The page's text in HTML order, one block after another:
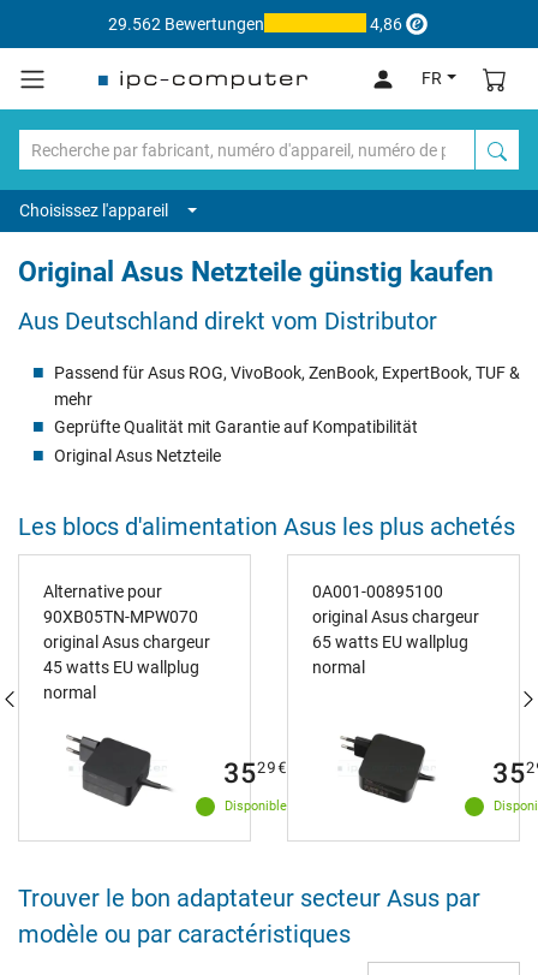
29.562 Bewertungen 4,86
FR
Choisissez l'appareil
Original Asus Netzteile günstig kaufen
Aus Deutschland direkt vom Distributor
Passend für Asus ROG, VivoBook, ZenBook, ExpertBook, TUF &
mehr
Geprüfte Qualität mit Garantie auf Kompatibilität
Original Asus Netzteile
Les blocs d'alimentation Asus les plus achetés
Alternative pour
90XB05TN-MPW070
original Asus chargeur
45 watts EU wallplug
normal
Disponible
3529€
0A001-00895100
original Asus chargeur
65 watts EU wallplug
normal
35
Trouver le bon adaptateur secteur Asus par
modèle ou par caractéristiques